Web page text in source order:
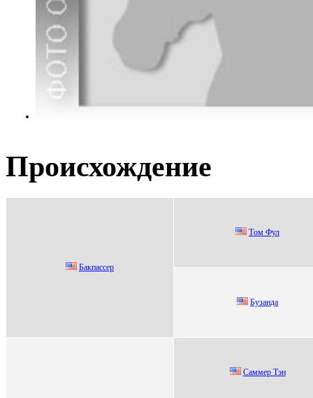
Происхождение
Бакпассеp
Тoм Фул
Бузанда
Саммep Tэн